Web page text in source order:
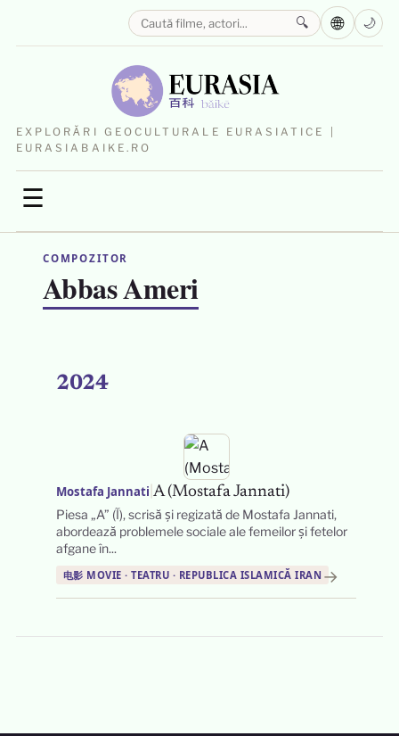
EXPLORĂRI GEOCULTURALE EURASIATICE |
EURASIABAIKE.RO
☰
🔍 🌐 🌙
COMPOZITOR
Abbas Ameri
2024
Mostafa Jannati A (Mostafa Jannati)
Piesa „A” (آ), scrisă și regizată de Mostafa Jannati,
abordează problemele sociale ale femeilor și fetelor
afgane în...
电影 MOVIE · TEATRU · REPUBLICA ISLAMICĂ IRAN →